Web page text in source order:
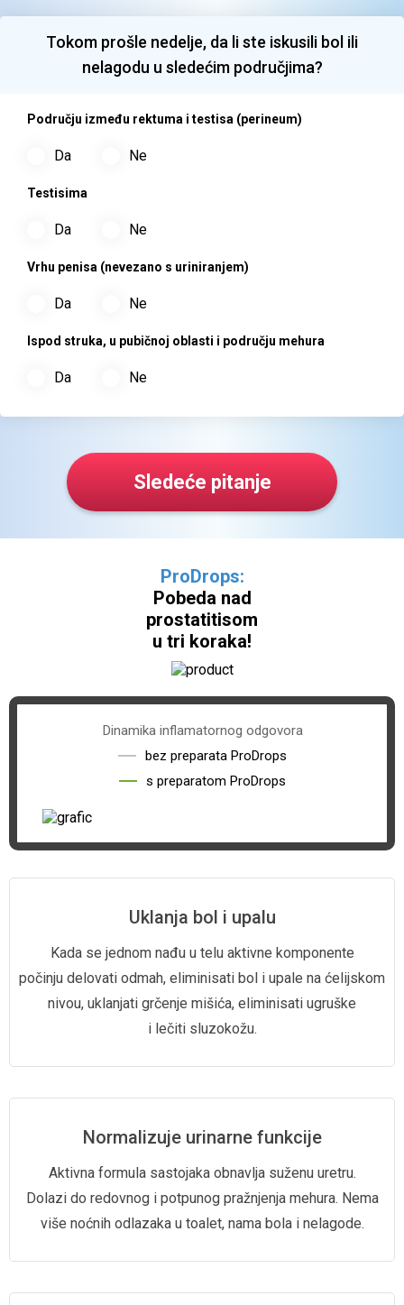
Tokom prošle nedelje, da li ste iskusili bol ili
nelagodu u sledećim područjima?
Području između rektuma i testisa (perineum)
Da Ne
Testisima
Da Ne
Vrhu penisa (nevezano s uriniranjem)
Da Ne
Ispod struka, u pubičnoj oblasti i području mehura
Da Ne
Sledeće pitanje
ProDrops:
Pobeda nad
prostatitisom
u tri koraka!
Dinamika inflamatornog odgovora
bez preparata ProDrops
s preparatom ProDrops
Uklanja bol i upalu
Kada se jednom nađu u telu aktivne komponente
počinju delovati odmah, eliminisati bol i upale na ćelijskom
nivou, uklanjati grčenje mišića, eliminisati ugruške
i lečiti sluzokožu.
Normalizuje urinarne funkcije
Aktivna formula sastojaka obnavlja suženu uretru.
Dolazi do redovnog i potpunog pražnjenja mehura. Nema
više noćnih odlazaka u toalet, nama bola i nelagode.